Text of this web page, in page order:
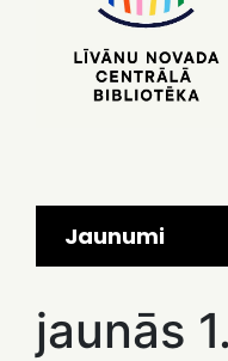
Jaunumi
jaunās